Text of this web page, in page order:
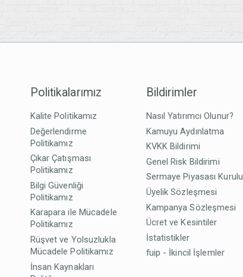
Politikalarımız
Kalite Politikamız
Değerlendirme
Politikamız
Çıkar Çatışması
Politikamız
Bilgi Güvenliği
Politikamız
Karapara ile Mücadele
Politikamız
Rüşvet ve Yolsuzlukla
Mücadele Politikamız
İnsan Kaynakları
Bildirimler
Nasıl Yatırımcı Olunur?
Kamuyu Aydınlatma
KVKK Bildirimi
Genel Risk Bildirimi
Sermaye Piyasası Kurulu
Üyelik Sözleşmesi
Kampanya Sözleşmesi
Ücret ve Kesintiler
İstatistikler
fuip - İkincil İşlemler